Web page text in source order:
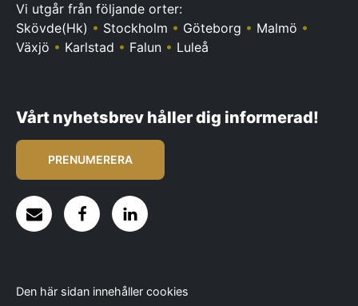
Vi utgår från följande orter:
Skövde(Hk) • Stockholm • Göteborg • Malmö •
Växjö • Karlstad • Falun • Luleå
Vårt nyhetsbrev håller dig informerad!
PRENUMERERA
Den här sidan innehåller cookies